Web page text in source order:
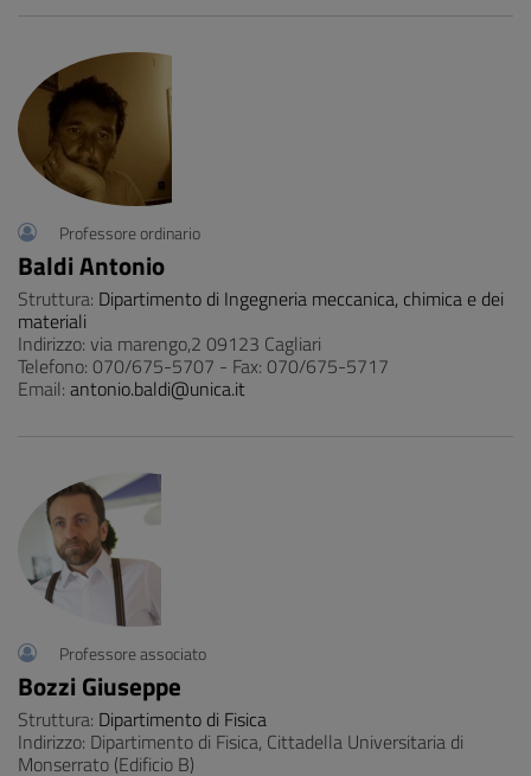
Professore ordinario
Baldi Antonio
Struttura: Dipartimento di Ingegneria meccanica, chimica e dei
materiali
Indirizzo: via marengo,2 09123 Cagliari
Telefono: 070/675-5707 - Fax: 070/675-5717
Email: antonio.baldi@unica.it
Professore associato
Bozzi Giuseppe
Struttura: Dipartimento di Fisica
Indirizzo: Dipartimento di Fisica, Cittadella Universitaria di
Monserrato (Edificio B)